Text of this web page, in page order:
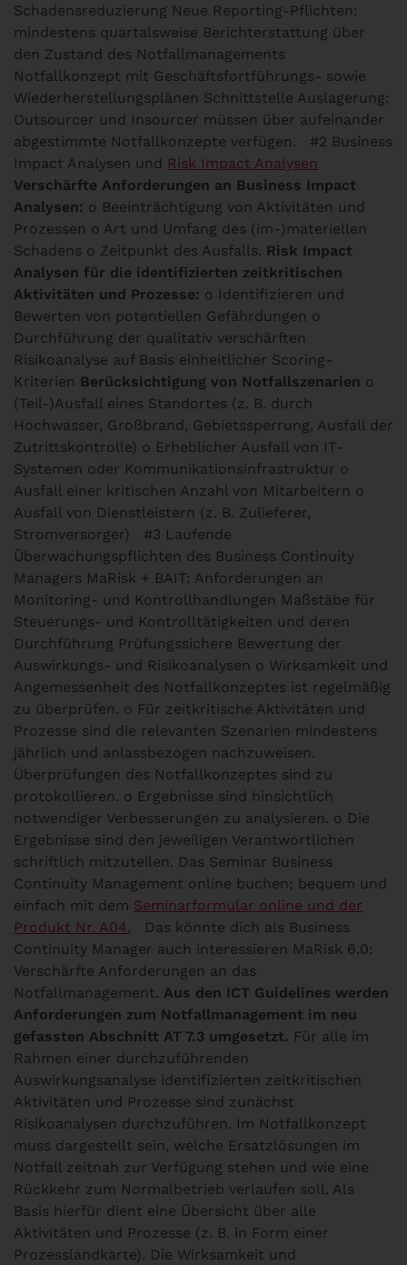
Schadensreduzierung Neue Reporting-Pflichten:
mindestens quartalsweise Berichterstattung über
den Zustand des Notfallmanagements
Notfallkonzept mit Geschäftsfortführungs- sowie
Wiederherstellungsplänen Schnittstelle Auslagerung:
Outsourcer und Insourcer müssen über aufeinander
abgestimmte Notfallkonzepte verfügen. #2 Business
Impact Analysen und Risk Impact Analysen
Verschärfte Anforderungen an Business Impact
Analysen: o Beeinträchtigung von Aktivitäten und
Prozessen o Art und Umfang des (im-)materiellen
Schadens o Zeitpunkt des Ausfalls. Risk Impact
Analysen für die identifizierten zeitkritischen
Aktivitäten und Prozesse: o Identifizieren und
Bewerten von potentiellen Gefährdungen o
Durchführung der qualitativ verschärften
Risikoanalyse auf Basis einheitlicher Scoring-
Kriterien Berücksichtigung von Notfallszenarien o
(Teil-)Ausfall eines Standortes (z. B. durch
Hochwasser, Großbrand, Gebietssperrung, Ausfall der
Zutrittskontrolle) o Erheblicher Ausfall von IT-
Systemen oder Kommunikationsinfrastruktur o
Ausfall einer kritischen Anzahl von Mitarbeitern o
Ausfall von Dienstleistern (z. B. Zulieferer,
Stromversorger) #3 Laufende
Überwachungspflichten des Business Continuity
Managers MaRisk + BAIT: Anforderungen an
Monitoring- und Kontrollhandlungen Maßstäbe für
Steuerungs- und Kontrolltätigkeiten und deren
Durchführung Prüfungssichere Bewertung der
Auswirkungs- und Risikoanalysen o Wirksamkeit und
Angemessenheit des Notfallkonzeptes ist regelmäßig
zu überprüfen. o Für zeitkritische Aktivitäten und
Prozesse sind die relevanten Szenarien mindestens
jährlich und anlassbezogen nachzuweisen.
Überprüfungen des Notfallkonzeptes sind zu
protokollieren. o Ergebnisse sind hinsichtlich
notwendiger Verbesserungen zu analysieren. o Die
Ergebnisse sind den jeweiligen Verantwortlichen
schriftlich mitzuteilen. Das Seminar Business
Continuity Management online buchen; bequem und
einfach mit dem Seminarformular online und der
Produkt Nr. A04.
Das könnte dich als Business
Continuity Manager auch interessieren MaRisk 6.0:
Verschärfte Anforderungen an das
Notfallmanagement. Aus den ICT Guidelines werden
Anforderungen zum Notfallmanagement im neu
gefassten Abschnitt AT 7.3 umgesetzt. Für alle im
Rahmen einer durchzuführenden
Auswirkungsanalyse identifizierten zeitkritischen
Aktivitäten und Prozesse sind zunächst
Risikoanalysen durchzuführen. Im Notfallkonzept
muss dargestellt sein, welche Ersatzlösungen im
Notfall zeitnah zur Verfügung stehen und wie eine
Rückkehr zum Normalbetrieb verlaufen soll. Als
Basis hierfür dient eine Übersicht über alle
Aktivitäten und Prozesse (z. B. in Form einer
Prozesslandkarte). Die Wirksamkeit und